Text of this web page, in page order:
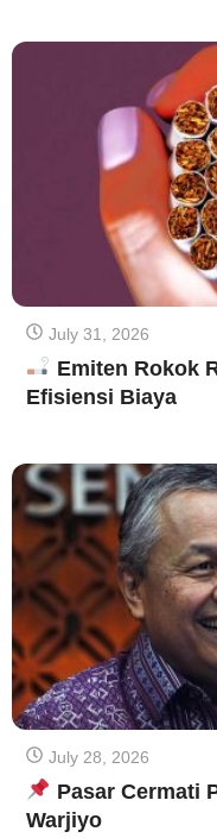
July 31, 2026
Emiten Rokok
Efisiensi Biaya
July 28, 2026
Pasar Cermati
Warjiyo